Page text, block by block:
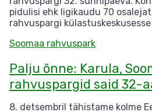
pidulisi ehk ligikaudu 70
rahvuspargi
Soomaa rahvuspark
Palju õnne: Karula,
rahvuspargid said 32-
8. detsembril tähistame kolme